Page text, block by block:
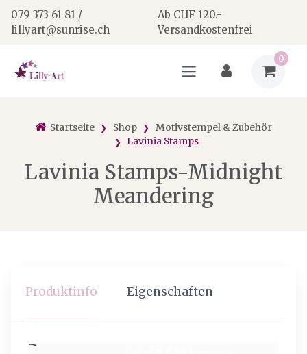
079 373 61 81 /
lillyart@sunrise.ch
Ab CHF 120.-
Versandkostenfrei
0
Startseite Shop
Motivstempel & Zubehör
Lavinia Stamps
Lavinia Stamps-Midnight
Meandering
Produktinfo Eigenschaften